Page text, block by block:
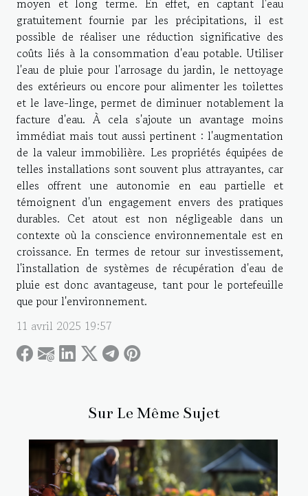
moyen et long terme. En effet, en captant l'eau
gratuitement fournie par les précipitations, il est
possible de réaliser une réduction significative des
coûts liés à la consommation d'eau potable. Utiliser
l'eau de pluie pour l'arrosage du jardin, le nettoyage
des extérieurs ou encore pour alimenter les toilettes
et le lave-linge, permet de diminuer notablement la
facture d'eau. À cela s'ajoute un avantage moins
immédiat mais tout aussi pertinent : l'augmentation
de la valeur immobilière. Les propriétés équipées de
telles installations sont souvent plus attrayantes, car
elles offrent une autonomie en eau partielle et
témoignent d'un engagement envers des pratiques
durables. Cet atout est non négligeable dans un
contexte où la conscience environnementale est en
croissance. En termes de retour sur investissement,
l'installation de systèmes de récupération d'eau de
pluie est donc avantageuse, tant pour le portefeuille
que pour l'environnement.
11 avril 2025 19:57
Sur Le Même Sujet